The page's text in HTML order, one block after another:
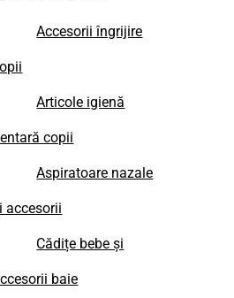
Accesorii îngrijire
Articole igienă
copii
Aspiratoare nazale
accesorii
Cădițe bebe și
baie